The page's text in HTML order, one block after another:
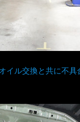
ル交換と共に不